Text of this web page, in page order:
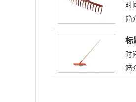
时
简
标
时
简